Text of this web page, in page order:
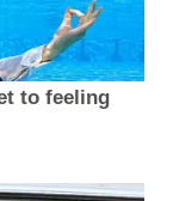
to feeling